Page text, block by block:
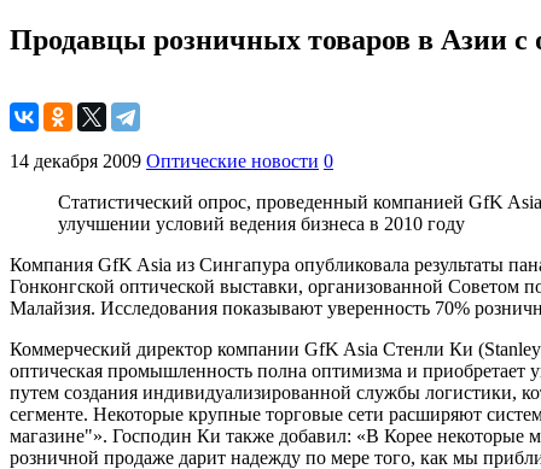
Продавцы розничных товаров в Азии с
14 декабря 2009 Оптические новости 0
Статистический опрос, проведенный компанией GfK
улучшении условий ведения бизнеса в 2010 году
Компания GfK Asia из Сингапура опубликовала результаты
Гонконгской оптической выставки, организованной Советом
Малайзия. Исследования показывают уверенность 70%
Коммерческий директор компании GfK Asia Стенли Ки
оптическая промышленность полна оптимизма и
путем создания индивидуализированной службы логистики,
сегменте. Некоторые крупные торговые сети расширяют
магазине"». Господин Ки также добавил: «В Корее некоторые
розничной продаже дарит надежду по мере того, как мы